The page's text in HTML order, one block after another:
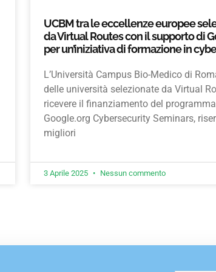
UCBM tra le eccellenze europee
da Virtual Routes con il supporto di
per un’iniziativa di formazione in
L’Università Campus Bio-Medico di
delle università selezionate da Virtual
ricevere il finanziamento del programma
Google.org Cybersecurity Seminars,
migliori
3 Aprile 2025 Nessun commento